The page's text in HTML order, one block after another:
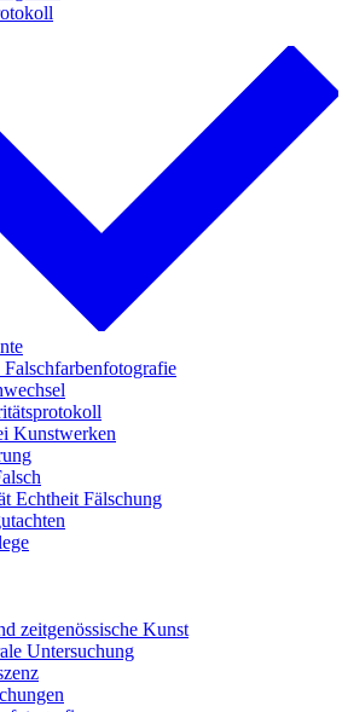
Kunstwerken
Echtheit Fälschung
zeitgenössische Kunst
Untersuchung